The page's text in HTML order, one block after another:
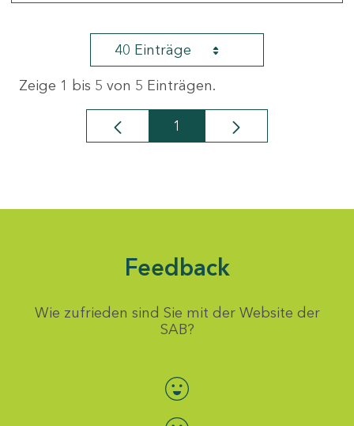
40 Einträge
Zeige 1 bis 5 von 5 Einträgen.
Seite
1
Feedback
Wie zufrieden sind Sie mit der Website der
SAB?
Bewertung auswählen